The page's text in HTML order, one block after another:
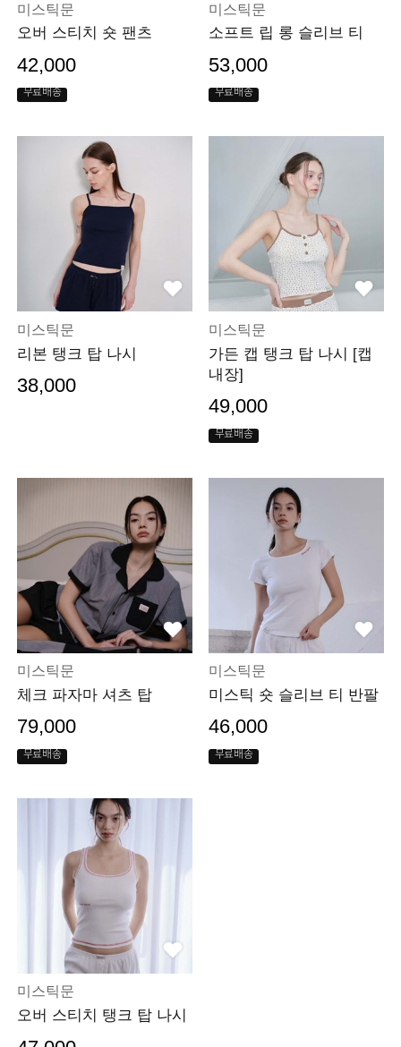
미스틱문
오버 스티치 숏 팬츠
42,000
무료배송
미스틱문
소프트 립 롱 슬리브 티
53,000
무료배송
미스틱문
리본 탱크 탑 나시
38,000
미스틱문
가든 캡 탱크 탑 나시 [캡
내장]
49,000
무료배송
미스틱문
체크 파자마 셔츠 탑
79,000
무료배송
미스틱문
미스틱 숏 슬리브 티 반팔
46,000
무료배송
미스틱문
오버 스티치 탱크 탑 나시